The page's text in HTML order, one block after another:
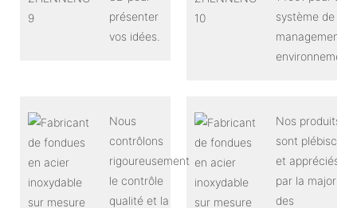
présenter
vos idées.
système de
management
Nous
contrôlons
rigoureusement
le contrôle
qualité et la
Nos produits
sont plébiscités
et appréciés
par la majorité
des